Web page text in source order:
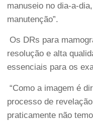
manuseio no dia-a-
manutenção”.
Os DRs para
resolução e alta
essenciais para os
“Como a imagem é
processo de
praticamente não